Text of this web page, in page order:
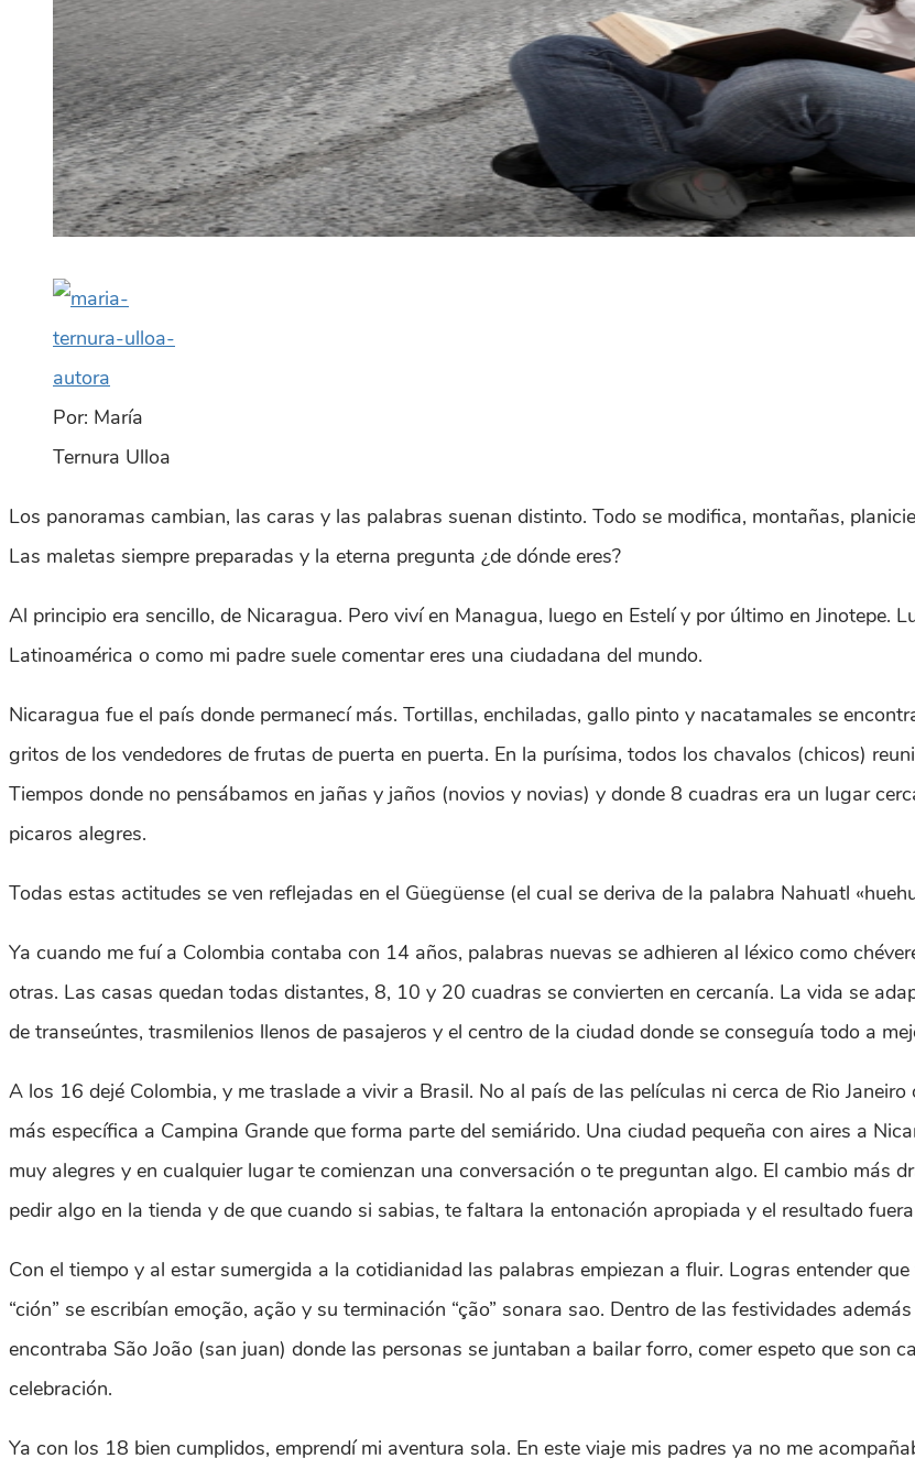
Por: María
Ternura Ulloa
Los panoramas cambian, las caras y las palabras suenan distinto. Todo se modifica, montañas,
Las maletas siempre preparadas y la eterna pregunta ¿de dónde eres?
Al principio era sencillo, de Nicaragua. Pero viví en Managua, luego en Estelí y por último en Jinotepe.
Latinoamérica o como mi padre suele comentar eres una ciudadana del mundo.
Nicaragua fue el país donde permanecí más. Tortillas, enchiladas, gallo pinto y nacatamales se
gritos de los vendedores de frutas de puerta en puerta. En la purísima, todos los chavalos (chicos)
Tiempos donde no pensábamos en jañas y jaños (novios y novias) y donde 8 cuadras era un lugar
picaros alegres.
Todas estas actitudes se ven reflejadas en el Güegüense (el cual se deriva de la palabra Nahuatl
Ya cuando me fuí a Colombia contaba con 14 años, palabras nuevas se adhieren al léxico como
otras. Las casas quedan todas distantes, 8, 10 y 20 cuadras se convierten en cercanía. La vida se
de transeúntes, trasmilenios llenos de pasajeros y el centro de la ciudad donde se conseguía todo a
A los 16 dejé Colombia, y me traslade a vivir a Brasil. No al país de las películas ni cerca de Rio
más específica a Campina Grande que forma parte del semiárido. Una ciudad pequeña con aires a
muy alegres y en cualquier lugar te comienzan una conversación o te preguntan algo. El cambio más
pedir algo en la tienda y de que cuando si sabias, te faltara la entonación apropiada y el resultado
Con el tiempo y al estar sumergida a la cotidianidad las palabras empiezan a fluir. Logras entender
“ción” se escribían emoção, ação y su terminación “ção” sonara sao. Dentro de las festividades
encontraba São João (san juan) donde las personas se juntaban a bailar forro, comer espeto que son
celebración.
Ya con los 18 bien cumplidos, emprendí mi aventura sola. En este viaje mis padres ya no me